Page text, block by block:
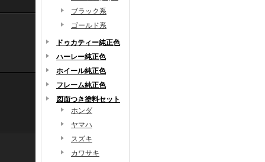
ブラック系
ゴールド系
ドゥカティー純正色
ハーレー純正色
ホイール純正色
フレーム純正色
図面つき塗料セット
ホンダ
ヤマハ
スズキ
カワサキ